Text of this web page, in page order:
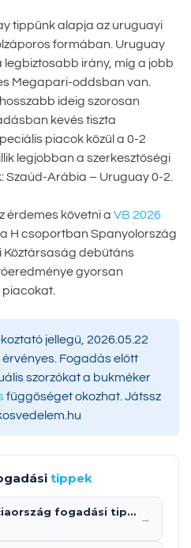
tippünk alapja az uruguayi
formában. Uruguay
legbiztosabb irány, míg a jobb
Megapari-oddsban van.
ideig szorosan
kevés tiszta
piacok közül a 0-2
legjobban a szerkesztőségi
Szaúd-Arábia – Uruguay 0-2.
érdemes követni a VB 2026
H csoportban Spanyolország
Köztársaság debütáns
gyorsan
jellegű, 2026.05.22
Fogadás előtt
szorzókat a bukméker
függőséget okozhat. Játssz
tippek
Paraguay vs. Franciaország fogadási tipp 2026.07.04.: predikció, szorzók és elemzés →